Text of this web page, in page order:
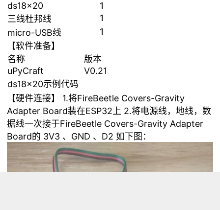
ds18x20
1
三线杜邦线
1
micro-USB线
1
【软件准备】
名称
版本
uPyCraft
V0.21
ds18x20示例代码
【硬件连接】 1.将FireBeetle Covers-Gravity
Adapter Board装在ESP32上 2.将电源线，地线，数
据线一次接于FireBeetle Covers-Gravity Adapter
Board的 3V3 、GND 、D2 如下图：